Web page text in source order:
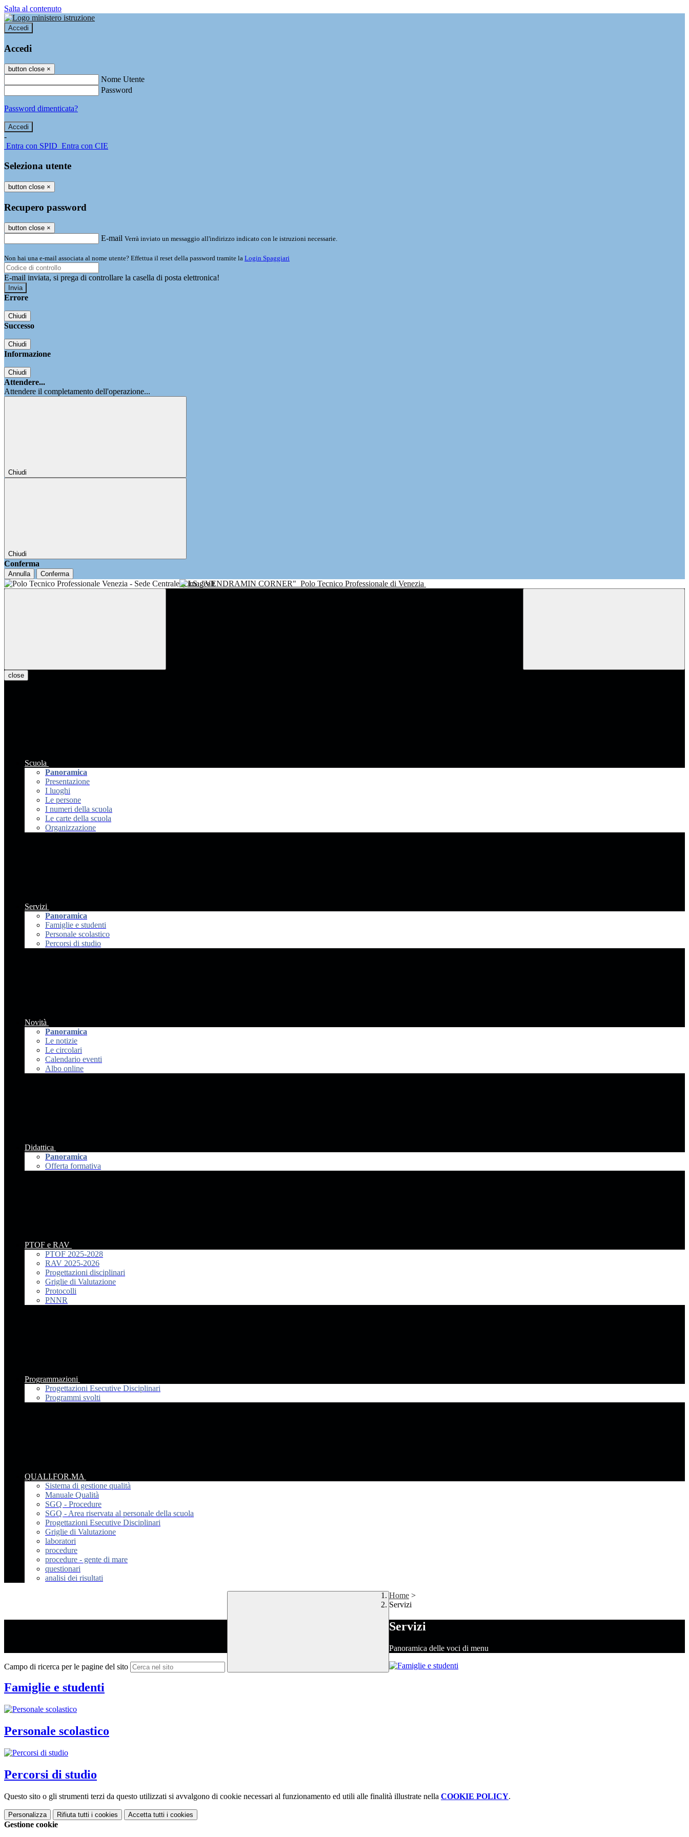
Salta al contenuto
Accedi
Accedi
button close ×
Nome Utente
Password
Password dimenticata?
-
Entra con SPID Entra con CIE
Seleziona utente
button close ×
Recupero password
button close ×
E-mail Verrà inviato un messaggio all'indirizzo indicato con le istruzioni necessarie.
Non hai una e-mail associata al nome utente? Effettua il reset della password tramite la Login Spaggiari
E-mail inviata, si prega di controllare la casella di posta elettronica!
Errore
Chiudi
Successo
Chiudi
Informazione
Chiudi
Attendere...
Attendere il completamento dell'operazione...
Chiudi
Chiudi
Conferma
Annulla Conferma
I.I.S. "VENDRAMIN CORNER" Polo Tecnico Professionale di Venezia
close
Scuola
Panoramica
Presentazione
I luoghi
Le persone
I numeri della scuola
Le carte della scuola
Organizzazione
Servizi
Panoramica
Famiglie e studenti
Personale scolastico
Percorsi di studio
Novità
Panoramica
Le notizie
Le circolari
Calendario eventi
Albo online
Didattica
Panoramica
Offerta formativa
PTOF e RAV
PTOF 2025-2028
RAV 2025-2026
Progettazioni disciplinari
Griglie di Valutazione
Protocolli
PNNR
Programmazioni
Progettazioni Esecutive Disciplinari
Programmi svolti
QUALI.FOR.MA
Sistema di gestione qualità
Manuale Qualità
SGQ - Procedure
SGQ - Area riservata al personale della scuola
Progettazioni Esecutive Disciplinari
Griglie di Valutazione
laboratori
procedure
procedure - gente di mare
questionari
analisi dei risultati
Campo di ricerca per le pagine del sito
Home >
Servizi
Servizi
Panoramica delle voci di menu
Famiglie e studenti
Personale scolastico
Percorsi di studio
Questo sito o gli strumenti terzi da questo utilizzati si avvalgono di cookie necessari al funzionamento ed utili alle finalità illustrate nella COOKIE POLICY.
Personalizza Rifiuta tutti i cookies Accetta tutti i cookies
Gestione cookie